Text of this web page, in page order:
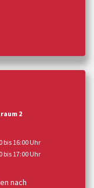
2
bis 16:00 Uhr
bis 17:00 Uhr
nach